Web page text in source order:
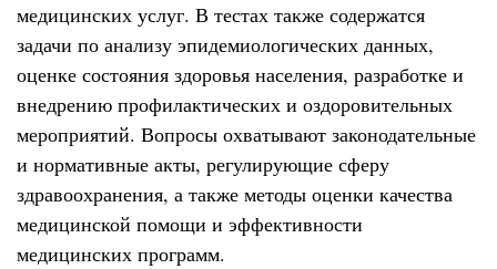
медицинских услуг. В тестах также содержатся
задачи по анализу эпидемиологических данных,
оценке состояния здоровья населения, разработке и
внедрению профилактических и оздоровительных
мероприятий. Вопросы охватывают законодательные
и нормативные акты, регулирующие сферу
здравоохранения, а также методы оценки качества
медицинской помощи и эффективности
медицинских программ.